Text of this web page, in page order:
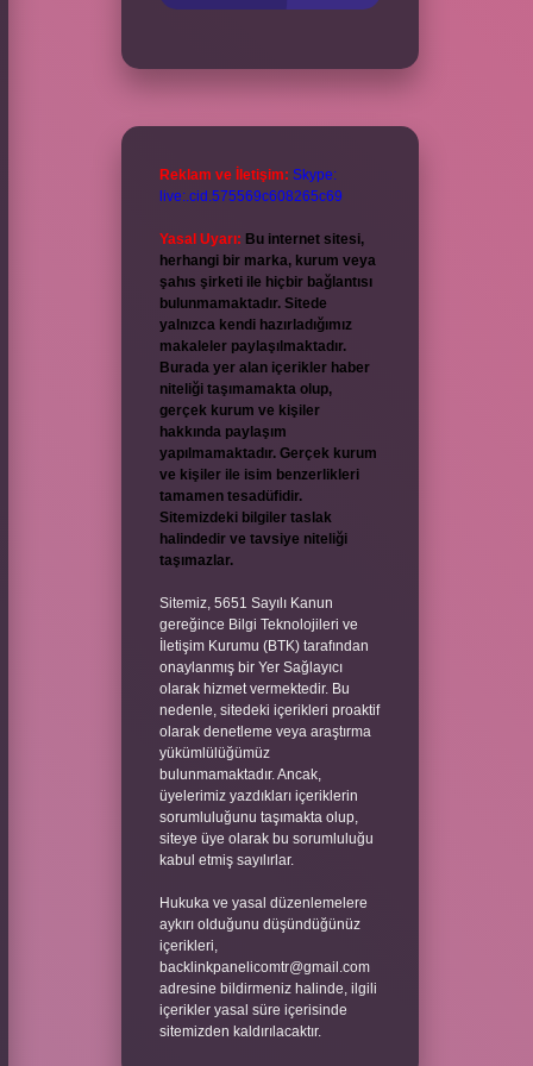
Reklam ve İletişim: Skype:
live:.cid.575569c608265c69
Yasal Uyarı: Bu internet sitesi,
herhangi bir marka, kurum veya
şahıs şirketi ile hiçbir bağlantısı
bulunmamaktadır. Sitede
yalnızca kendi hazırladığımız
makaleler paylaşılmaktadır.
Burada yer alan içerikler haber
niteliği taşımamakta olup,
gerçek kurum ve kişiler
hakkında paylaşım
yapılmamaktadır. Gerçek kurum
ve kişiler ile isim benzerlikleri
tamamen tesadüfidir.
Sitemizdeki bilgiler taslak
halindedir ve tavsiye niteliği
taşımazlar.
Sitemiz, 5651 Sayılı Kanun
gereğince Bilgi Teknolojileri ve
İletişim Kurumu (BTK) tarafından
onaylanmış bir Yer Sağlayıcı
olarak hizmet vermektedir. Bu
nedenle, sitedeki içerikleri proaktif
olarak denetleme veya araştırma
yükümlülüğümüz
bulunmamaktadır. Ancak,
üyelerimiz yazdıkları içeriklerin
sorumluluğunu taşımakta olup,
siteye üye olarak bu sorumluluğu
kabul etmiş sayılırlar.
Hukuka ve yasal düzenlemelere
aykırı olduğunu düşündüğünüz
içerikleri,
backlinkpanelicomtr@gmail.com
adresine bildirmeniz halinde, ilgili
içerikler yasal süre içerisinde
sitemizden kaldırılacaktır.